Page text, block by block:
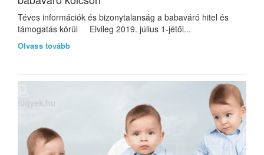
Téves információk és bizonytalanság a babaváró hitel és
támogatás körül Elvileg 2019. július 1-jétől...
Olvass tovább